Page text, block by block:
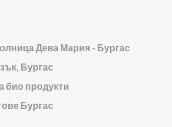
Дева Мария - Бургас
Бургас
био продукти
Бургас